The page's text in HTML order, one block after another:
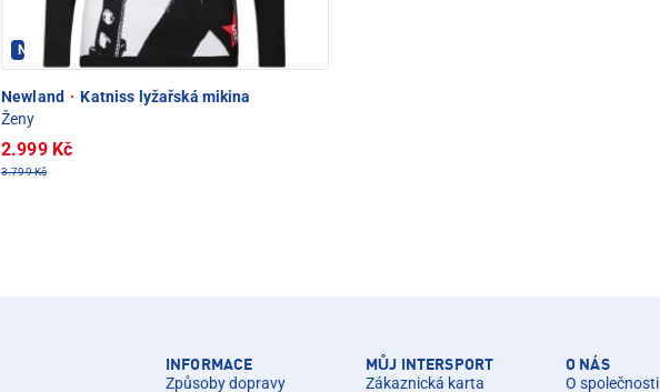
Newland - PEC POD SNĚŽKOU
Newland · Katniss lyžařská mikina
Ženy
2.999 Kč
3.799 Kč
INFORMACE
Způsoby dopravy
MŮJ INTERSPORT
Zákaznická karta
O NÁS
O společnosti